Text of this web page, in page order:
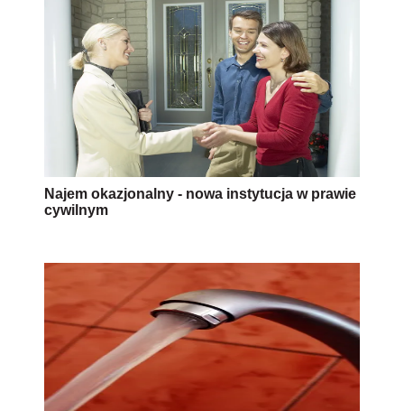
Najem okazjonalny - nowa instytucja w prawie
cywilnym